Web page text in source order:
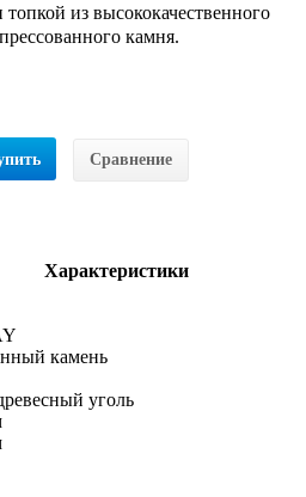
из высококачественного
камня.
Сравнение
Характеристики
камень
уголь